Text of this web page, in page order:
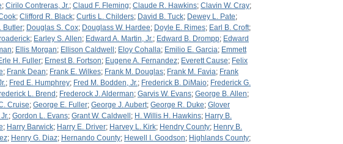
; Cirilo Contreras, Jr.; Claud F. Fleming; Claude R. Hawkins; Clavin W. Cray;
; Clifford R. Black; Curtis L. Childers; David B. Tuck; Dewey L. Pate;
Butler; Douglas S. Cox; Douglass W. Hardee; Doyle E. Rimes; Earl B. Croft;
; Earley S. Allen; Edward A. Martin, Jr.; Edward B. Drompp; Edward
; Ellis Morgan; Ellison Caldwell ; Eloy Cohalla; Emilio E. Garcia; Emmett
H. Fuller; Ernest B. Fortson; Eugene A. Fernandez; Everett Cause; Felix
; Frank Dean; Frank E. Wilkes; Frank M. Douglas; Frank M. Favia; Frank
; Fred E. Humphrey; Fred M. Bodden, Jr.; Frederick B. DiMaio; Frederick G.
L. Brend ; Frederock J. Alderman; Garvis W. Evans; George B. Allen;
Cruise; George E. Fuller; George J. Aubert; George R. Duke; Glover
; Gordon L. Evans; Grant W. Caldwell ; H. Willis H. Hawkins; Harry B.
; Harry Barwick; Harry E. Driver; Harvey L. Kirk; Hendry County; Henry B.
; Henry G. Diaz; Hernando County; Hewell I. Goodson; Highlands County;